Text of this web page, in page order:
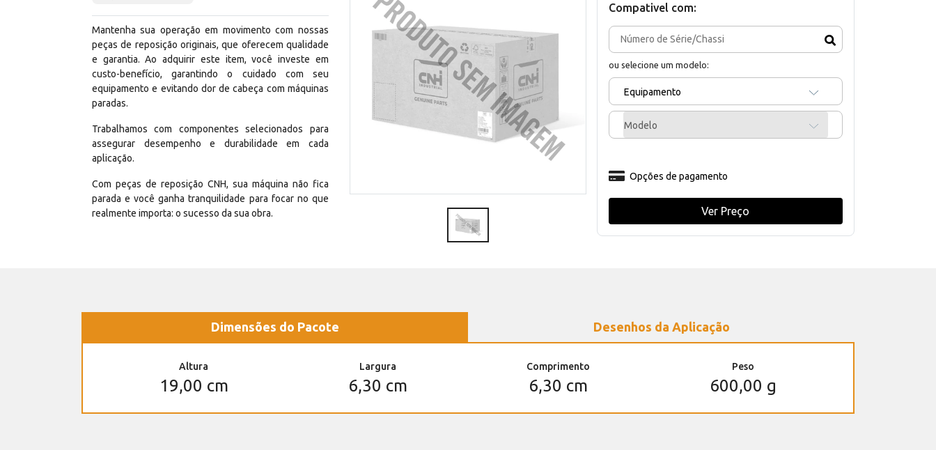
Mantenha sua operação em movimento com nossas
peças de reposição originais, que oferecem qualidade
e garantia. Ao adquirir este item, você investe em
custo-benefício, garantindo o cuidado com seu
equipamento e evitando dor de cabeça com máquinas
paradas.
Trabalhamos com componentes selecionados para
assegurar desempenho e durabilidade em cada
aplicação.
Com peças de reposição CNH, sua máquina não fica
parada e você ganha tranquilidade para focar no que
realmente importa: o sucesso da sua obra.
Compativel com:
ou selecione um modelo:
Equipamento
Modelo
Opções de pagamento
Ver Preço
Dimensões do Pacote Desenhos da Aplicação
Altura
19,00 cm
Largura
6,30 cm
Comprimento
6,30 cm
Peso
600,00 g